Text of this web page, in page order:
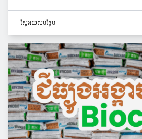
ស្វែង​យល់​បន្ថែម